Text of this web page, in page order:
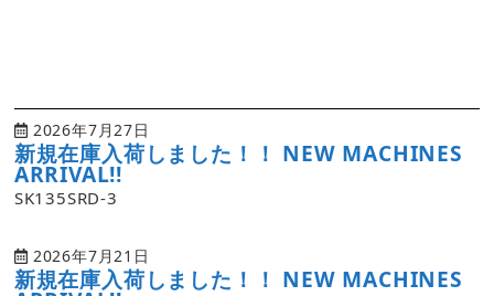
2026年7月27日
新規在庫入荷しました！！ NEW MACHINES
ARRIVAL!!
SK135SRD-3
2026年7月21日
新規在庫入荷しました！！ NEW MACHINES